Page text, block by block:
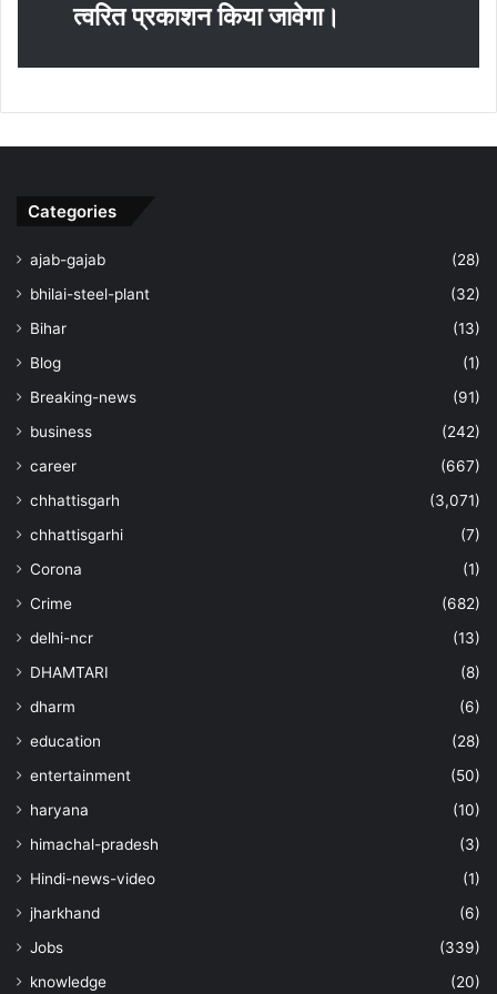
त्‍वरित प्रकाशन किया जावेगा।
Categories
ajab-gajab
(28)
bhilai-steel-plant
(32)
Bihar
(13)
Blog
(1)
Breaking-news
(91)
business
(242)
career
(667)
chhattisgarh
(3,071)
chhattisgarhi
(7)
Corona
(1)
Crime
(682)
delhi-ncr
(13)
DHAMTARI
(8)
dharm
(6)
education
(28)
entertainment
(50)
haryana
(10)
himachal-pradesh
(3)
Hindi-news-video
(1)
jharkhand
(6)
Jobs
(339)
knowledge
(20)